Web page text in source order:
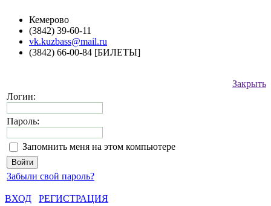
Кемерово
(3842) 39-60-11
vk.kuzbass@mail.ru
(3842) 66-00-84 [БИЛЕТЫ]
Закрыть
Логин:
Пароль:
Запомнить меня на этом компьютере
Забыли свой пароль?
ВХОД
РЕГИСТРАЦИЯ